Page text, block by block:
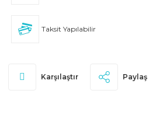
Taksit Yapılabilir
Karşılaştır Paylaş